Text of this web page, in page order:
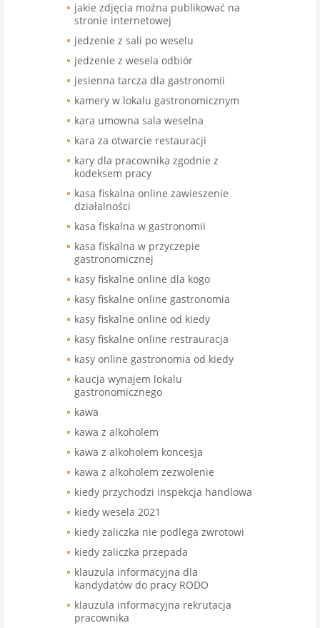
jakie zdjęcia można publikować na
stronie internetowej
jedzenie z sali po weselu
jedzenie z wesela odbiór
jesienna tarcza dla gastronomii
kamery w lokalu gastronomicznym
kara umowna sala weselna
kara za otwarcie restauracji
kary dla pracownika zgodnie z
kodeksem pracy
kasa fiskalna online zawieszenie
działalności
kasa fiskalna w gastronomii
kasa fiskalna w przyczepie
gastronomicznej
kasy fiskalne online dla kogo
kasy fiskalne online gastronomia
kasy fiskalne online od kiedy
kasy fiskalne online restrauracja
kasy online gastronomia od kiedy
kaucja wynajem lokalu
gastronomicznego
kawa
kawa z alkoholem
kawa z alkoholem koncesja
kawa z alkoholem zezwolenie
kiedy przychodzi inspekcja handlowa
kiedy wesela 2021
kiedy zaliczka nie podlega zwrotowi
kiedy zaliczka przepada
klauzula informacyjna dla
kandydatów do pracy RODO
klauzula informacyjna rekrutacja
pracownika